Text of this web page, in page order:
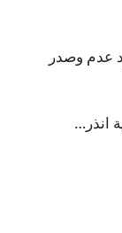
عدم وصدر